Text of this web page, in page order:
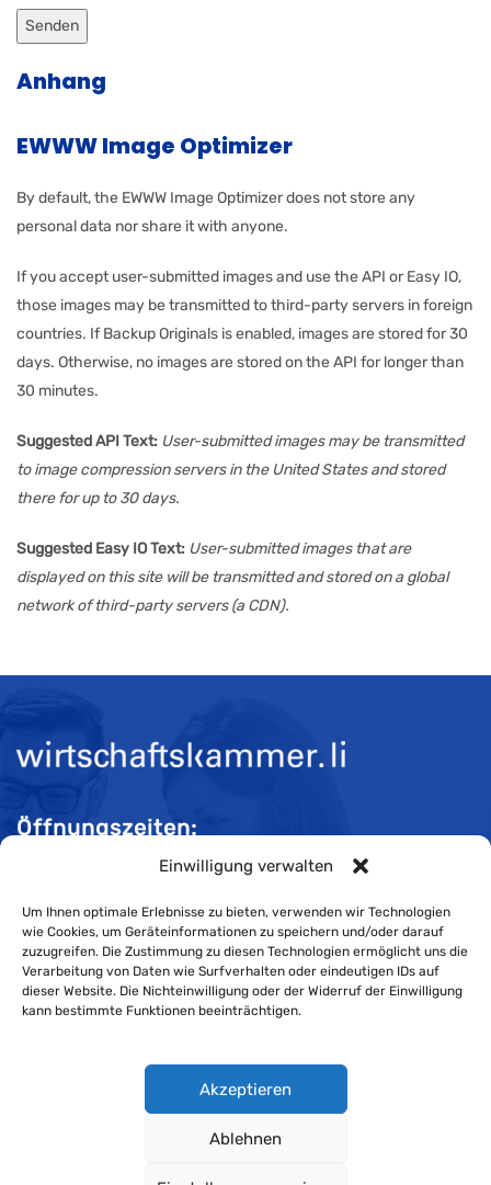
Einwilligung verwalten
Um Ihnen optimale Erlebnisse zu bieten, verwenden wir Technologien
wie Cookies, um Geräteinformationen zu speichern und/oder darauf
zuzugreifen. Die Zustimmung zu diesen Technologien ermöglicht uns die
Verarbeitung von Daten wie Surfverhalten oder eindeutigen IDs auf
dieser Website. Die Nichteinwilligung oder der Widerruf der Einwilligung
kann bestimmte Funktionen beeinträchtigen.
Akzeptieren
Ablehnen
Anhang
EWWW Image Optimizer
By default, the EWWW Image Optimizer does not store any
personal data nor share it with anyone.
If you accept user-submitted images and use the API or Easy IO,
those images may be transmitted to third-party servers in foreign
countries. If Backup Originals is enabled, images are stored for 30
days. Otherwise, no images are stored on the API for longer than
30 minutes.
Suggested API Text: User-submitted images may be transmitted
to image compression servers in the United States and stored
there for up to 30 days.
Suggested Easy IO Text: User-submitted images that are
displayed on this site will be transmitted and stored on a global
network of third-party servers (a CDN).
Öffnungszeiten:
Mo-Do 08:00 bis 11:30 und 13:30 bis 16:30 Uhr
Fr 08:00 bis 11:30 und 13:30 bis 16:00 Uhr
Impressum
Cookie-Richtlinie